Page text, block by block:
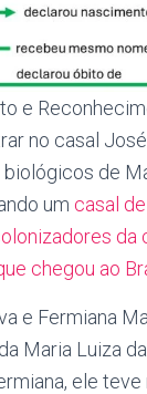
e
no casal
de
um casal
da
chegou ao
e Fermiana
Maria Luiza
ele